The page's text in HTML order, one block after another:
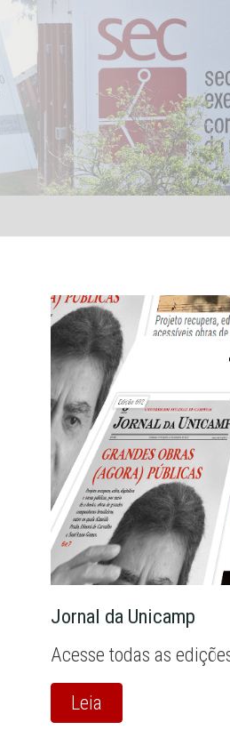
Jornal da Unicamp
Acesse todas as
Leia